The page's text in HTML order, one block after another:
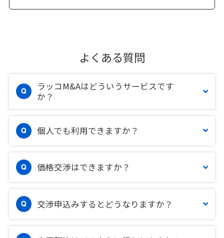
よくある質問
ラッコM&Aはどういうサービスです
か？
個人でも利用できますか？
価格交渉はできますか？
交渉申込みするとどうなりますか？